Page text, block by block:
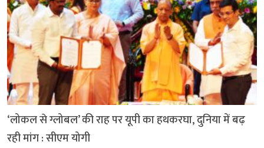
‘लोकल से ग्लोबल’ की राह पर यूपी का हथकरघा, दुनिया में बढ़
रही मांग : सीएम योगी